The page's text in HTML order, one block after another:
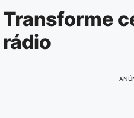
Pular
para
o
Transforme
rádio